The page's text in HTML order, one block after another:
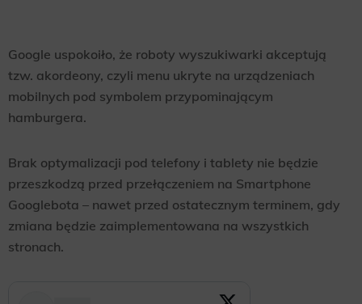
Google uspokoiło, że roboty wyszukiwarki akceptują
tzw. akordeony, czyli menu ukryte na urządzeniach
mobilnych pod symbolem przypominającym
hamburgera.
Brak optymalizacji pod telefony i tablety nie będzie
przeszkodzą przed przełączeniem na Smartphone
Googlebota – nawet przed ostatecznym terminem, gdy
zmiana będzie zaimplementowana na wszystkich
stronach.